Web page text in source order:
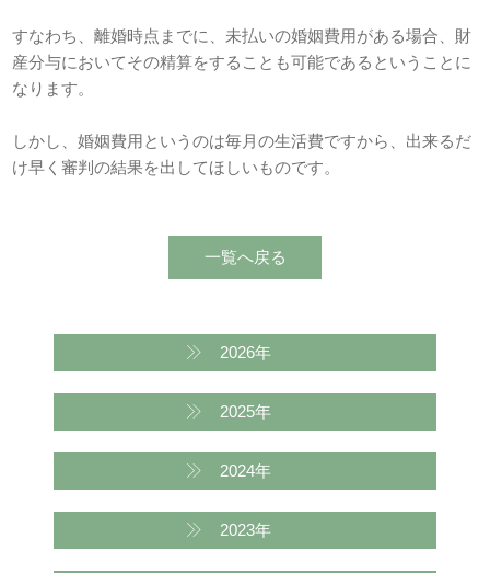
すなわち、離婚時点までに、未払いの婚姻費用がある場合、財
産分与においてその精算をすることも可能であるということに
なります。
しかし、婚姻費用というのは毎月の生活費ですから、出来るだ
け早く審判の結果を出してほしいものです。
2026年
2025年
2024年
2023年